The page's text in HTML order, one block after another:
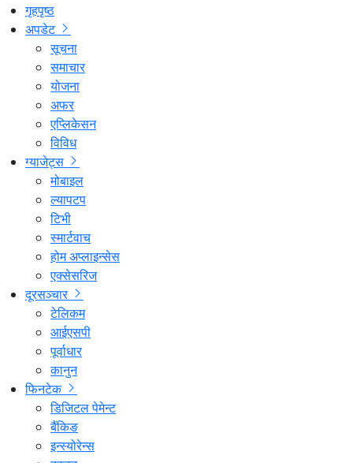
गृहपृष्ठ
अपडेट
सूचना
समाचार
योजना
अफर
एप्लिकेसन
विविध
ग्याजेट्स
मोबाइल
ल्यापटप
टिभी
स्मार्टवाच
होम अप्लाइन्सेस
एक्सेसरिज
दूरसञ्चार
टेलिकम
आईएसपी
पूर्वाधार
कानुन
फिनटेक
डिजिटल पेमेन्ट
बैंकिङ
इन्स्योरेन्स